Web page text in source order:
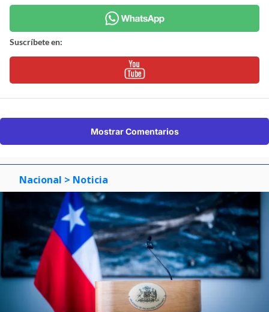
Suscríbete en:
Mostrar Comentarios
Nacional > Noticia